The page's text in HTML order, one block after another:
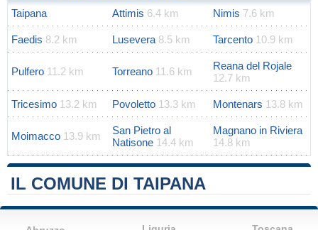
Taipana Attimis 6.4 km Nimis 7.6 km
Faedis 8.2 km Lusevera 8.5 km Tarcento 10.9 km
Pulfero 11.2 km Torreano 11.6 km
Reana del Rojale
12.7 km
Tricesimo 13.2 km Povoletto 13.3 km Montenars 13.8 km
Moimacco 13.9 km
San Pietro al
Natisone 14.4 km
Magnano in Riviera
14.8 km
IL COMUNE DI TAIPANA